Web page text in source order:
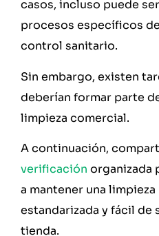
casos, incluso puede
procesos específicos
control sanitario.
Sin embargo, existen
deberían formar parte
limpieza comercial.
A continuación,
verificación organizada
a mantener una
estandarizada y fácil
tienda.